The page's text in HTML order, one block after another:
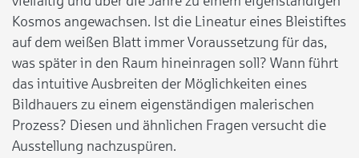
Kosmos angewachsen. Ist die Lineatur eines Bleistiftes
auf dem weißen Blatt immer Voraussetzung für das,
was später in den Raum hineinragen soll? Wann führt
das intuitive Ausbreiten der Möglichkeiten eines
Bildhauers zu einem eigenständigen malerischen
Prozess? Diesen und ähnlichen Fragen versucht die
Ausstellung nachzuspüren.